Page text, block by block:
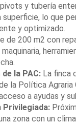
y tubería
superficie, lo que
y optimizado.
de 200 m2 con
la PAC: La finca
la Política Agraria
a ayudas y
Privilegiada:
zona con un